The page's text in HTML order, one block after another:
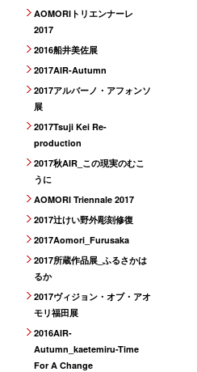
AOMORIトリエンナーレ
2017
2016船井美佐展
2017AIR-Autumn
2017アルバーノ・アフォンソ
展
2017Tsuji Kei Re-
production
2017秋AIR_この現実のむこ
うに
AOMORI Triennale 2017
2017辻けい野外彫刻修復
2017Aomori_Furusaka
2017所蔵作品展_ふるさかは
るか
2017ヴィジョン・オブ・アオ
モリ福田展
2016AIR-
Autumn_kaetemiru-Time
For A Change